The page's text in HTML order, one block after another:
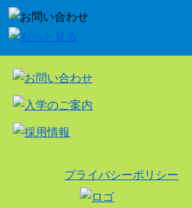
プライバシーポリシー